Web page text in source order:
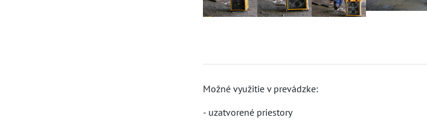
Možné využitie v prevádzke:
- uzatvorené priestory